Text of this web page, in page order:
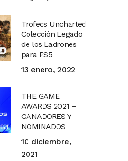
Trofeos Uncharted
Colección Legado
de los Ladrones
para PS5
13 enero, 2022
THE GAME
AWARDS 2021 –
GANADORES Y
NOMINADOS
10 diciembre,
2021